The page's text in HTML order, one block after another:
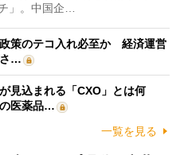
」。中国企…
策のテコ入れ必至か 経済運営
さ…
見込まれる「CXO」とは何
医薬品…
一覧を見る